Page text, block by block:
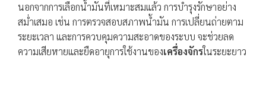
นอกจากการเลือกน้ำมันที่เหมาะสมแล้ว การบำรุงรักษาอย่าง
สม่ำเสมอ เช่น การตรวจสอบสภาพน้ำมัน การเปลี่ยนถ่ายตาม
ระยะเวลา และการควบคุมความสะอาดของระบบ จะช่วยลด
ความเสียหายและยืดอายุการใช้งานของเครื่องจักรในระยะยาว